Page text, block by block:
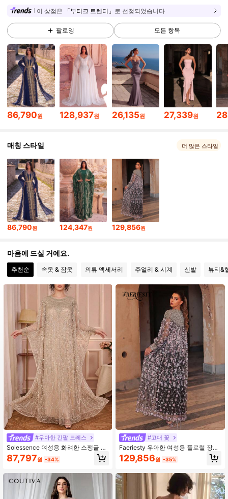
4.92 447K 팔로워
4.92 447K 팔로워
4.92 447K 팔로워
4.92 447K 팔로워
4.92 447K 팔로워
4.92 447K 팔로워
4.92 447K 팔로워
이 상점은 「부티크 트렌디」 로 선정되었습니다
팔로잉 모든 항목
86,790원 128,937원 26,135원 27,339원
매칭 스타일 더 많은 스타일
86,790원 124,347원 129,856원
마음에 드실 거예요.
추천순 속옷 & 잠옷 의류 액세서리 주얼리 & 시계 신발 뷰티&
#우아한 긴팔 드레스
Solessence 여성용 화려한 스팽글 드
레스, 우아한 진주 자수 긴팔 박쥐날개
소매 라운드 넥 정장 가운 웨딩 파티
87,797원 -34%
#고대 꽃
Faeriesty 우아한 여성용 플로럴 장식
롱 시퀸 드레스, 라운드 넥 박쥐 소매,
파티웨어에 적합, 럭셔리 포멀 스타일
129,856원 -35%